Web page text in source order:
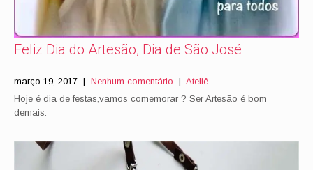
Feliz Dia do Artesão, Dia de São José
março 19, 2017 | Nenhum comentário | Ateliê
Hoje é dia de festas,vamos comemorar ? Ser Artesão é bom
demais.